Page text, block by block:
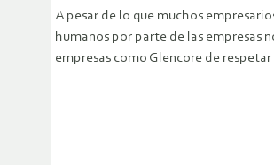
A pesar de lo que muchos
humanos por parte de las empresas
empresas como Glencore de